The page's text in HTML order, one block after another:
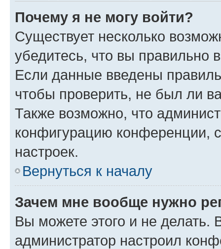
Почему я не могу войти?
Существует несколько
убедитесь, что вы правильно
Если данные введены
чтобы проверить, не был ли
Также возможно, что
конфигурацию конференции,
настроек.
Вернуться к началу
Зачем мне вообще нужно
Вы можете этого и не делать.
администратор настроил